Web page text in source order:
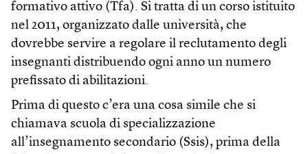
formativo attivo (Tfa). Si tratta di un corso istituito
nel 2011, organizzato dalle università, che
dovrebbe servire a regolare il reclutamento degli
insegnanti distribuendo ogni anno un numero
prefissato di abilitazioni.
Prima di questo c’era una cosa simile che si
chiamava scuola di specializzazione
all’insegnamento secondario (Ssis), prima della